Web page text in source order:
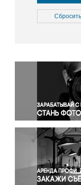
Культура
Медицина
Политика
Религия
Светская
Спорт
Экология
Экономика